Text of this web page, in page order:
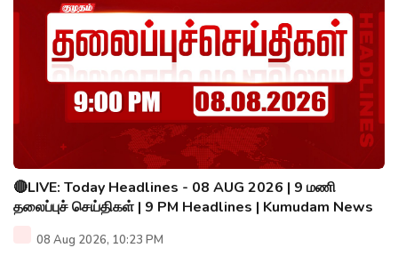
🔴LIVE: Today Headlines - 08 AUG 2026 | 9 மணி
தலைப்புச் செய்திகள் | 9 PM Headlines | Kumudam News
08 Aug 2026, 10:23 PM